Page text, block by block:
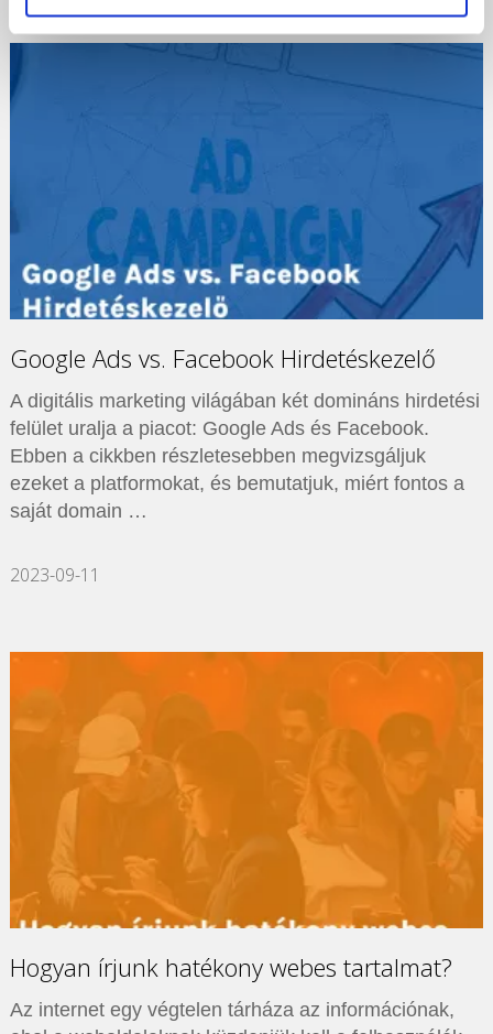
Google Ads vs. Facebook Hirdetéskezelő
A digitális marketing világában két domináns hirdetési
felület uralja a piacot: Google Ads és Facebook.
Ebben a cikkben részletesebben megvizsgáljuk
ezeket a platformokat, és bemutatjuk, miért fontos a
saját domain …
2023-09-11
Hogyan írjunk hatékony webes tartalmat?
Az internet egy végtelen tárháza az információnak,